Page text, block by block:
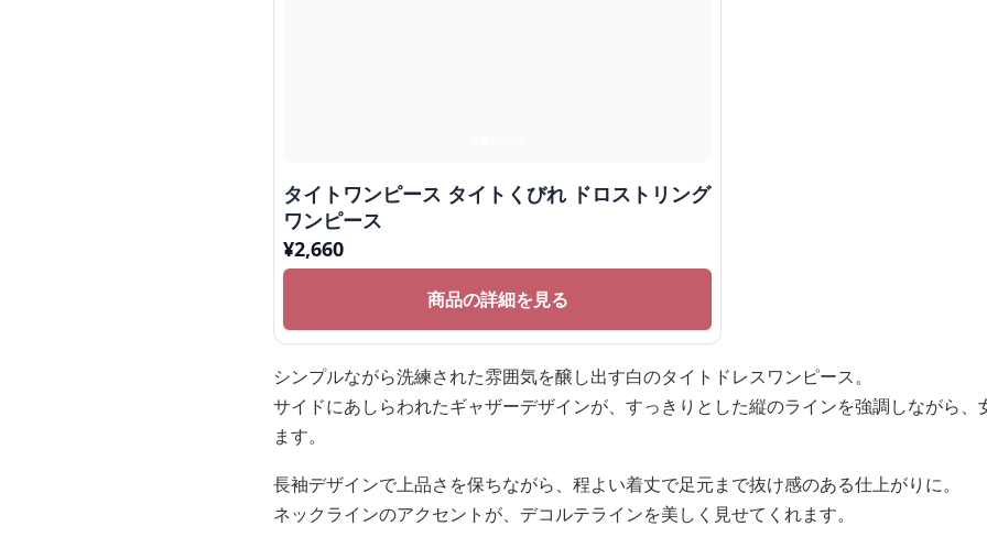
タイトワンピース タイトくびれ ドロストリング
ワンピース
¥2,660
商品の詳細を見る
シンプルながら洗練された雰囲気を醸し出す白のタイトドレスワンピース。
サイドにあしらわれたギャザーデザインが、すっきりとした縦のラインを強調しながら、
ます。
長袖デザインで上品さを保ちながら、程よい着丈で足元まで抜け感のある仕上がりに。
ネックラインのアクセントが、デコルテラインを美しく見せてくれます。